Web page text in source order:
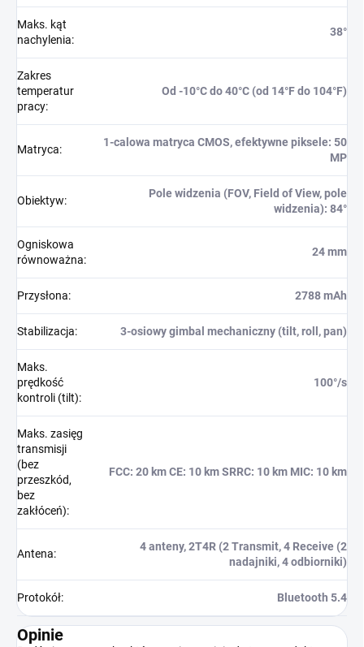
Maks. kąt
nachylenia:
38°
Zakres
temperatur
pracy:
Od -10°C do 40°C (od 14°F do 104°F)
Matryca:
1-calowa matryca CMOS, efektywne piksele: 50
MP
Obiektyw:
Pole widzenia (FOV, Field of View, pole
widzenia): 84°
Ogniskowa
równoważna:
24 mm
Przysłona: 2788 mAh
Stabilizacja: 3-osiowy gimbal mechaniczny (tilt, roll, pan)
Maks.
prędkość
kontroli (tilt):
100°/s
Maks. zasięg
transmisji
(bez
przeszkód,
bez
zakłóceń):
FCC: 20 km CE: 10 km SRRC: 10 km MIC: 10 km
Antena:
4 anteny, 2T4R (2 Transmit, 4 Receive (2
nadajniki, 4 odbiorniki)
Protokół: Bluetooth 5.4
Opinie